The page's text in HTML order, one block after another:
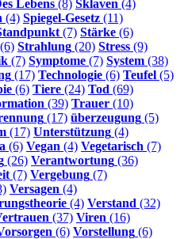
Lebens (8) Sklaven (4)
(4) Spiegel-Gesetz (11)
(7) Stärke (6)
(6) Strahlung (20) Stress (9)
(7) Symptome (7) System (38)
(17) Technologie (6) Teufel (5)
(6) Tiere (24) Tod (69)
(39) Trauer (10)
(17) überzeugung (5)
(17) Unterstützung (4)
(6) Vegan (4) Vegetarisch (7)
(26) Verantwortung (36)
(7) Vergebung (7)
Versagen (4)
(4) Verstand (32)
(37) Viren (16)
(6) Vorstellung (6)